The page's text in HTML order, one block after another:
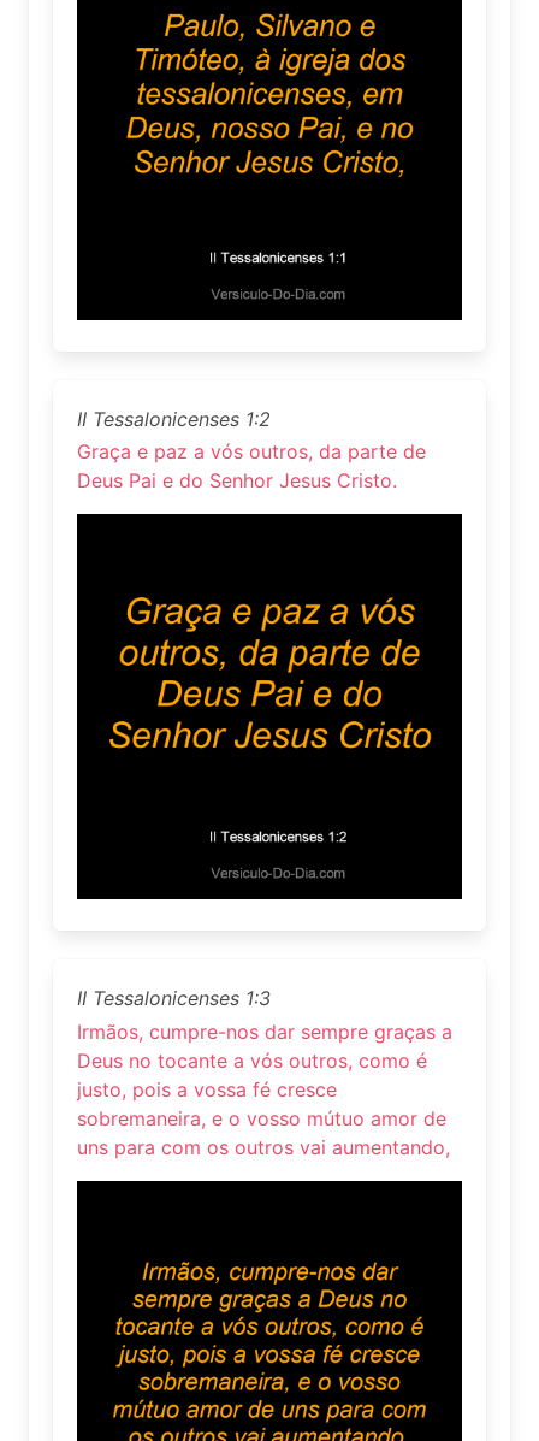
II Tessalonicenses 1:2
Graça e paz a vós outros, da parte de
Deus Pai e do Senhor Jesus Cristo.
II Tessalonicenses 1:3
Irmãos, cumpre-nos dar sempre graças a
Deus no tocante a vós outros, como é
justo, pois a vossa fé cresce
sobremaneira, e o vosso mútuo amor de
uns para com os outros vai aumentando,